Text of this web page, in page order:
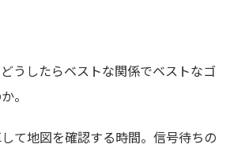
うしたらベストな関係でベストなゴ
。
て地図を確認する時間。信号待ちの